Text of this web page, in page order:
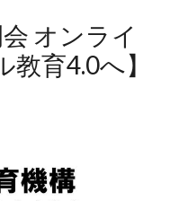
オンライ
育4.0へ】